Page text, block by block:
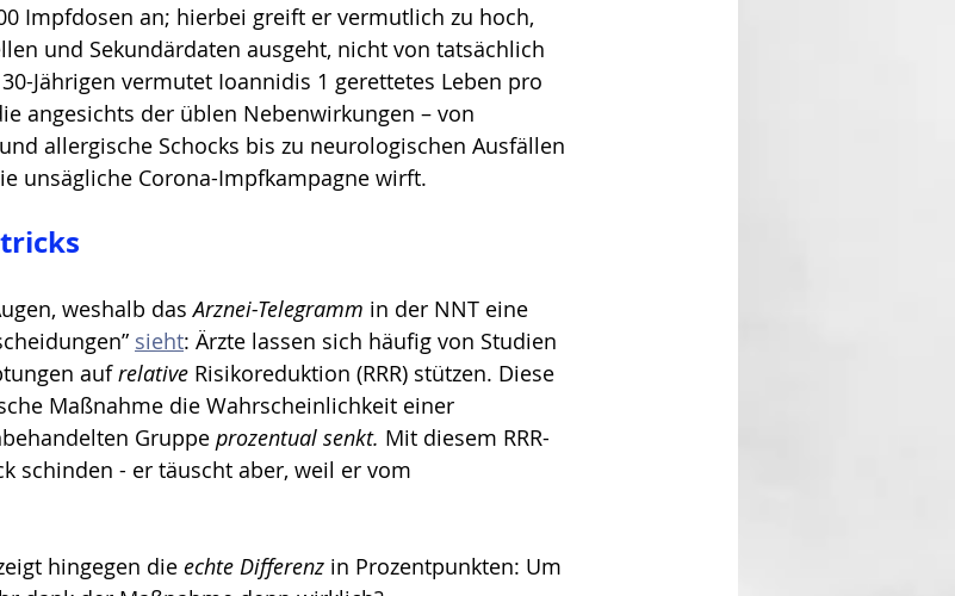
Impfdosen an; hierbei greift er vermutlich zu hoch,
und Sekundärdaten ausgeht, nicht von tatsächlich
Jährigen vermutet Ioannidis 1 gerettetes Leben pro
angesichts der üblen Nebenwirkungen – von
allergische Schocks bis zu neurologischen Ausfällen
unsägliche Corona-Impfkampagne wirft.
weshalb das Arznei-Telegramm in der NNT eine
sieht: Ärzte lassen sich häufig von Studien
auf relative Risikoreduktion (RRR) stützen. Diese
Maßnahme die Wahrscheinlichkeit einer
Gruppe prozentual senkt. Mit diesem RRR-
schinden - er täuscht aber, weil er vom
hingegen die echte Differenz in Prozentpunkten: Um